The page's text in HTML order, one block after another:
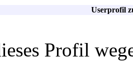
Userprofil
Profil